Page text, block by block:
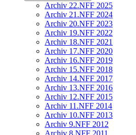
Archiv 22.NFF 2025
Archiv 21.NFF 2024
Archiv 20.NFF 2023
Archiv 19.NFF 2022
Archiv 18.NFF 2021
Archiv 17.NFF 2020
Archiv 16.NFF 2019
Archiv 15.NFF 2018
Archiv 14.NFF 2017
Archiv 13.NFF 2016
Archiv 12.NFF 2015
Archiv 11.NFF 2014
Archiv 10.NFF 2013
Archiv 9.NFF 2012
Archiv 8.NFF 2011